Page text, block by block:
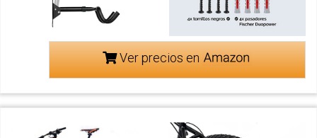
Ver precios en